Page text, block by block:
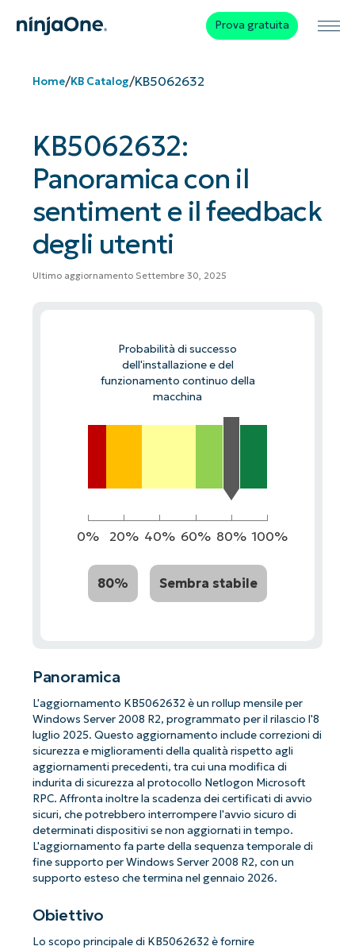
Prova gratuita
Home/KB Catalog/KB5062632
KB5062632:
Panoramica con il
sentiment e il feedback
degli utenti
Ultimo aggiornamento Settembre 30, 2025
Probabilità di successo
dell'installazione e del
funzionamento continuo della
macchina
0% 20% 40% 60% 80% 100%
80% Sembra stabile
Panoramica
L'aggiornamento KB5062632 è un rollup mensile per
Windows Server 2008 R2, programmato per il rilascio l'8
luglio 2025. Questo aggiornamento include correzioni di
sicurezza e miglioramenti della qualità rispetto agli
aggiornamenti precedenti, tra cui una modifica di
indurita di sicurezza al protocollo Netlogon Microsoft
RPC. Affronta inoltre la scadenza dei certificati di avvio
sicuri, che potrebbero interrompere l'avvio sicuro di
determinati dispositivi se non aggiornati in tempo.
L'aggiornamento fa parte della sequenza temporale di
fine supporto per Windows Server 2008 R2, con un
supporto esteso che termina nel gennaio 2026.
Obiettivo
Lo scopo principale di KB5062632 è fornire